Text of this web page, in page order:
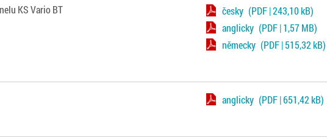
KS Vario BT
česky (PDF | 243,10 kB)
anglicky (PDF | 1,57 MB)
německy (PDF | 515,32 kB)
anglicky (PDF | 651,42 kB)